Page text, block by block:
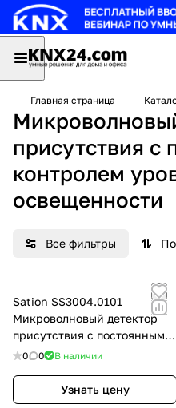
Главная страница
присутствия с
контролем
освещенности
Все фильтры
Sation SS3004.0101
Микроволновый детектор
присутствия с постоянным
контролем уровня
0 0 В наличии
Узнать цену